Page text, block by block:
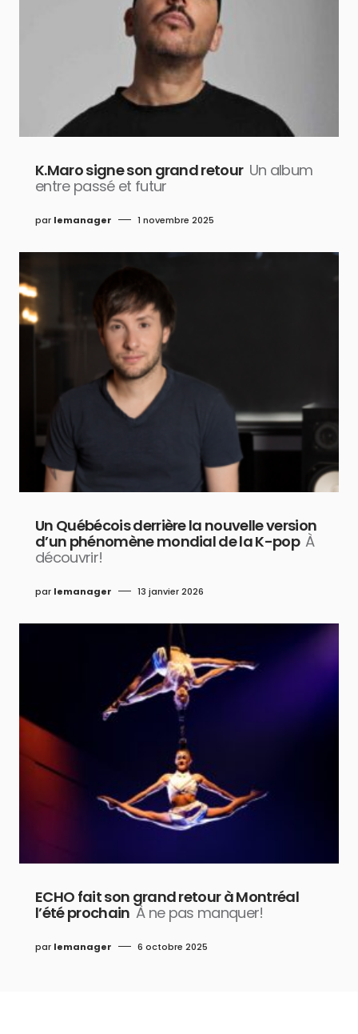
K.Maro signe son grand retour Un album
entre passé et futur
par lemanager 1 novembre 2025
Un Québécois derrière la nouvelle version
d’un phénomène mondial de la K-pop À
découvrir!
par lemanager 13 janvier 2026
ECHO fait son grand retour à Montréal
l’été prochain À ne pas manquer!
par lemanager 6 octobre 2025